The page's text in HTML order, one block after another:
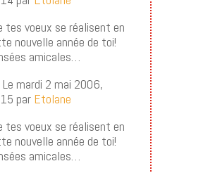
tes voeux se réalisent en
nouvelle année de toi!
amicales…
Le mardi 2 mai 2006,
par Etolane
tes voeux se réalisent en
nouvelle année de toi!
amicales…